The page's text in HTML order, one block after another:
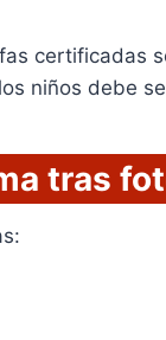
certificadas
niños debe
tras